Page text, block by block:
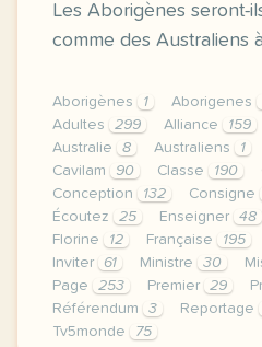
Les Aborigènes seront-
comme des Australiens
Aborigènes 1 Aborigenes
Adultes
299 Alliance 159
Australie
8 Australiens 1
Cavilam
90 Classe 190
Conception
132 Consigne
Écoutez
25 Enseigner 48
Florine
12 Française 195
Inviter
61 Ministre 30
Page
253 Premier 29
Référendum
3 Reportage
Tv5monde
75